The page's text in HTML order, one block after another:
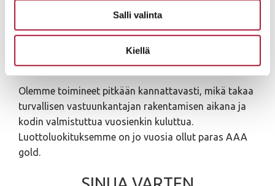
Salli valinta
Kiellä
Se on v. 1993 perustettu perheyritys. Rakennamme
laadukkaat ja yksilölliset kodit käytännölliseen
arkeen ja iloiseen juhlaan pääkaupunkiseudulla,
Olemme toimineet pitkään kannattavasti, mikä takaa
turvallisen vastuunkantajan rakentamisen aikana ja
kodin valmistuttua vuosienkin kuluttua.
Luottoluokituksemme on jo vuosia ollut paras AAA
gold.